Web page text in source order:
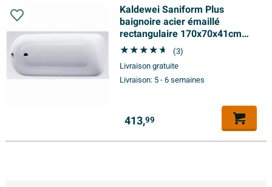
Kaldewei Saniform Plus
baignoire acier émaillé
rectangulaire 170x70x41cm
blanc
(3)
Livraison gratuite
Livraison: 5 - 6 semaines
413,99